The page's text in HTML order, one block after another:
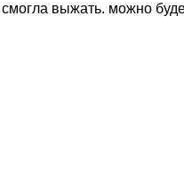
выжать. можно